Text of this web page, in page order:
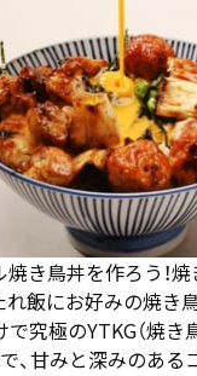
き鳥丼を作ろう！
飯にお好みの焼き
究極のYTKG（焼き
、甘みと深みのある